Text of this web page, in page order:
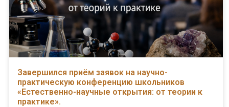
Завершился приём заявок на научно-
практическую конференцию школьников
«Естественно-научные открытия: от теории к
практике».